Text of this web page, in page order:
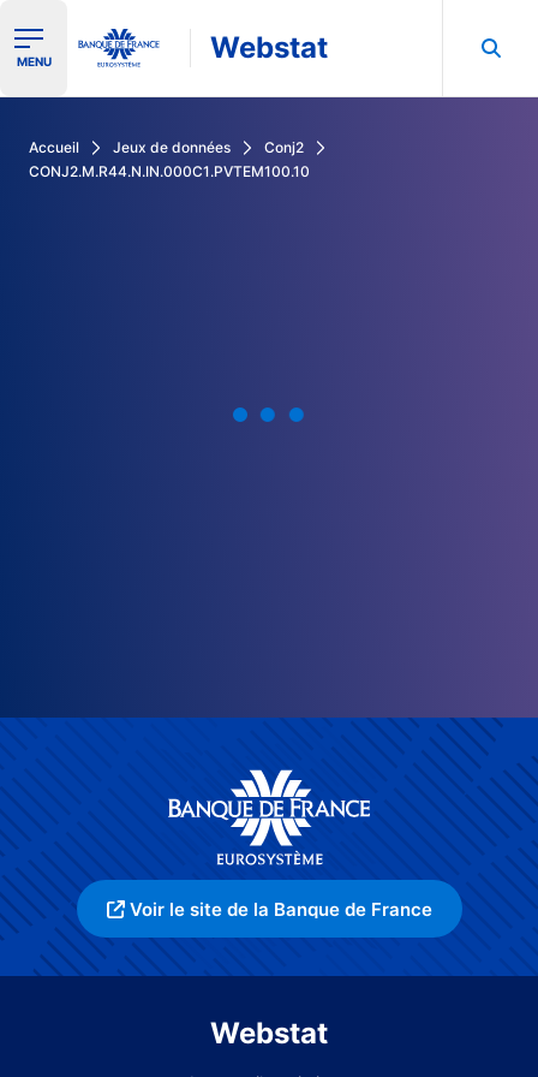
Ouvrir le menu de navigation
MENU Webstat
Accueil Jeux de données
Conj2
CONJ2.M.R44.N.IN.000C1.PVTEM100.10
Voir le site de la Banque de France
Webstat